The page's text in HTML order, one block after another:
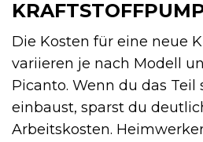
Die Kosten für eine neue
variieren je nach Modell
Picanto. Wenn du das Teil
einbaust, sparst du
Arbeitskosten.